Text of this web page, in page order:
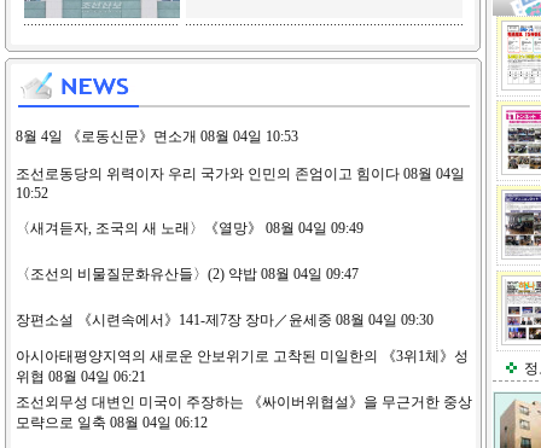
8월 4일 《로동신문》면소개 08월 04일 10:53
조선로동당의 위력이자 우리 국가와 인민의 존엄이고 힘이다 08월 04일
10:52
〈새겨듣자, 조국의 새 노래〉《열망》 08월 04일 09:49
〈조선의 비물질문화유산들〉(2) 약밥 08월 04일 09:47
장편소설 《시련속에서》141-제7장 장마／윤세중 08월 04일 09:30
아시아태평양지역의 새로운 안보위기로 고착된 미일한의 《3위1체》성
위협 08월 04일 06:21
조선외무성 대변인 미국이 주장하는 《싸이버위협설》을 무근거한 중상
모략으로 일축 08월 04일 06:12